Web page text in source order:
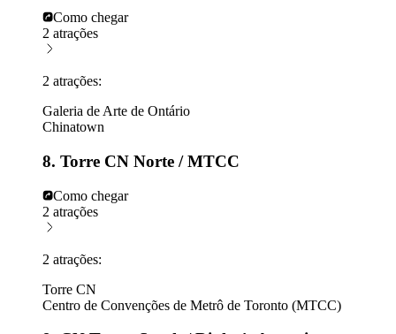
Como chegar
2 atrações
2 atrações:
Galeria de Arte de Ontário
Chinatown
8. Torre CN Norte / MTCC
Como chegar
2 atrações
2 atrações:
Torre CN
Centro de Convenções de Metrô de Toronto (MTCC)